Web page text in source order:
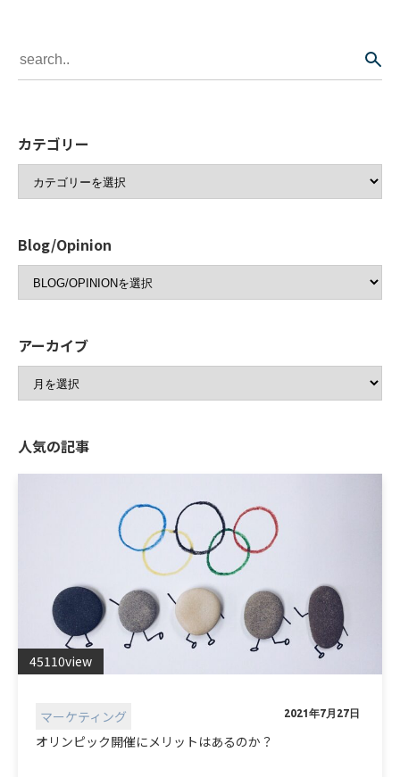
カテゴリー
Blog/Opinion
アーカイブ
人気の記事
45110view
マーケティング 2021年7月27日
オリンピック開催にメリットはあるのか？